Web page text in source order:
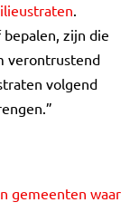
.
zijn die
verontrustend
volgend
gemeenten waar